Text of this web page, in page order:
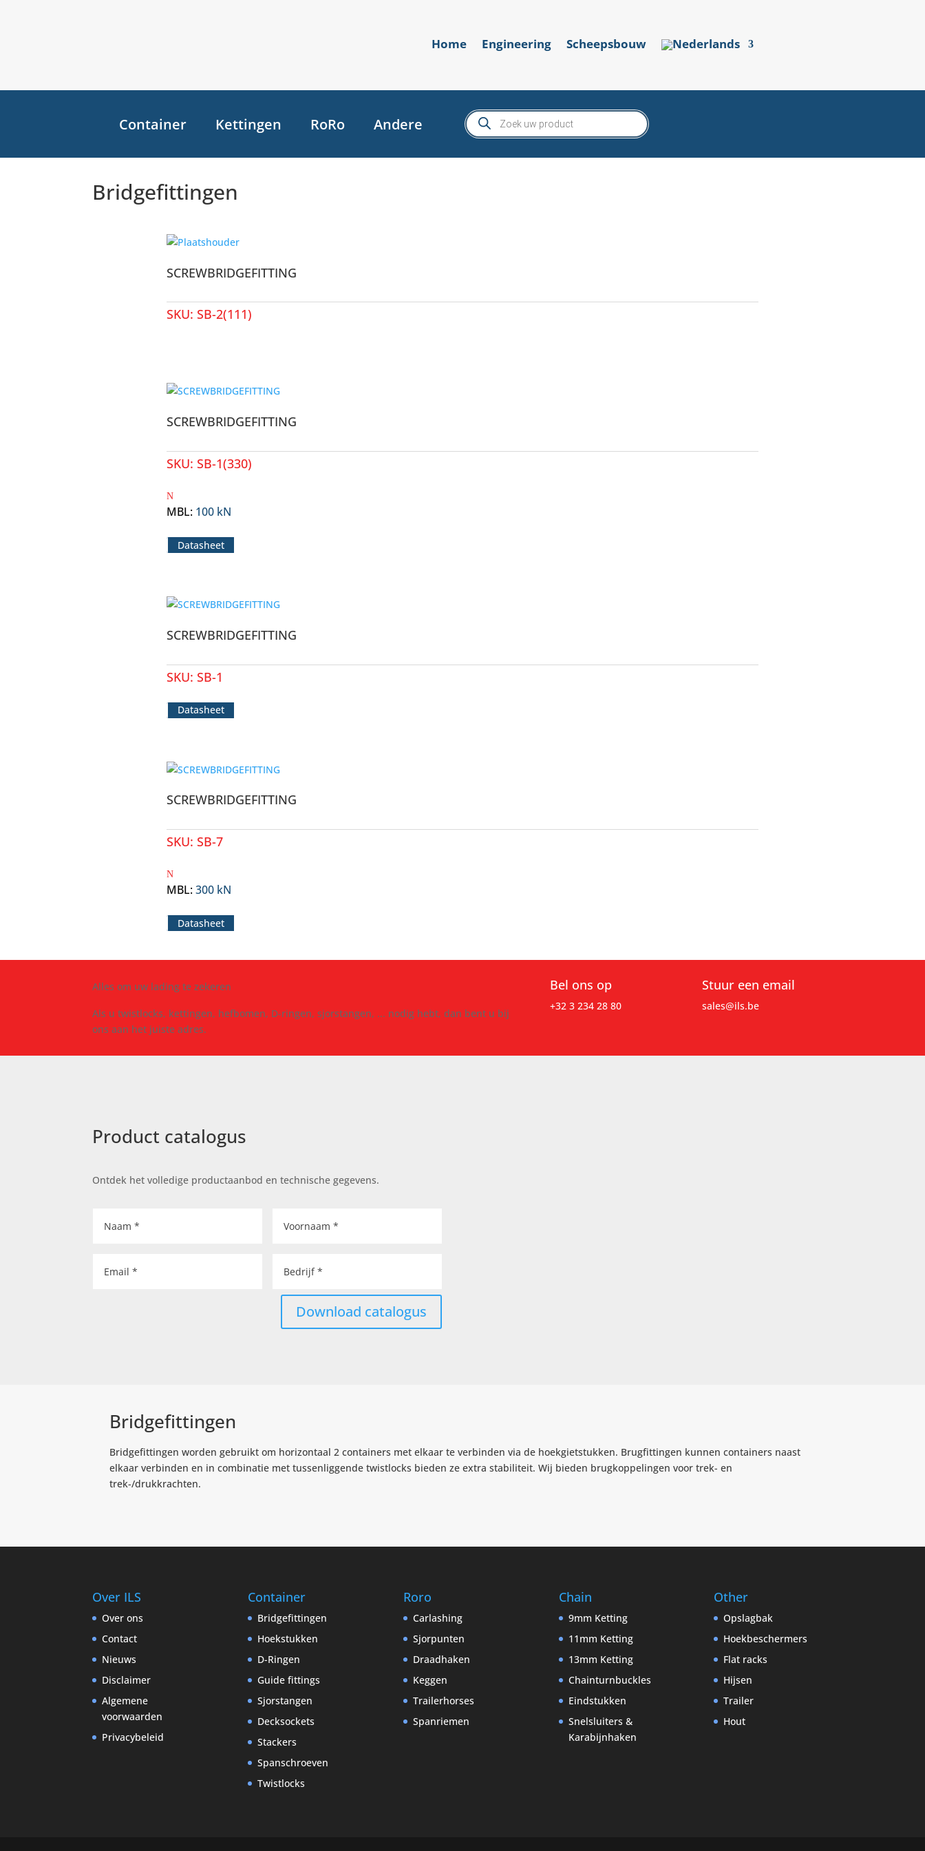
Home Engineering Scheepsbouw
Container Kettingen RoRo Andere
Producten
zoeken
Bridgefittingen
SCREWBRIDGEFITTING
SKU: SB-2(111)
SCREWBRIDGEFITTING
SKU: SB-1(330)
MBL: 100 kN
Datasheet
SCREWBRIDGEFITTING
SKU: SB-1
Datasheet
SCREWBRIDGEFITTING
SKU: SB-7
MBL:300 kN
Datasheet
Alles om uw lading te zekeren
Als u twistlocks, kettingen, hefbomen, D-ringen, sjorstangen, ... nodig hebt, dan bent u bij
ons aan het juiste adres.
Bel ons op
+32 3 234 28 80
Stuur een email
sales@ils.be
Product catalogus
Ontdek het volledige productaanbod en technische gegevens.
Download catalogus
Bridgefittingen
Bridgefittingen worden gebruikt om horizontaal 2 containers met elkaar te verbinden via de hoekgietstukken. Brugfittingen kunnen containers naast
elkaar verbinden en in combinatie met tussenliggende twistlocks bieden ze extra stabiliteit. Wij bieden brugkoppelingen voor trek- en
trek-/drukkrachten.
Over ILS
Over ons
Contact
Nieuws
Disclaimer
Algemene
voorwaarden
Privacybeleid
Container
Bridgefittingen
Hoekstukken
D-Ringen
Guide fittings
Sjorstangen
Decksockets
Stackers
Spanschroeven
Twistlocks
Roro
Carlashing
Sjorpunten
Draadhaken
Keggen
Trailerhorses
Spanriemen
Chain
9mm Ketting
11mm Ketting
13mm Ketting
Chainturnbuckles
Eindstukken
Snelsluiters &
Karabijnhaken
Other
Opslagbak
Hoekbeschermers
Flat racks
Hijsen
Trailer
Hout